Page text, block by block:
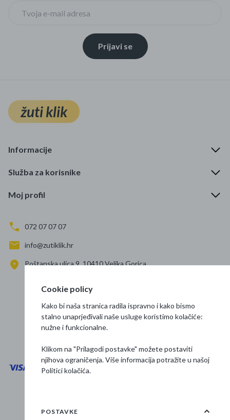
Prijavi se
žuti klik
Informacije
Služba za korisnike
Moj profil
072 07 07 07
info@zutiklik.hr
Poštanska ulica 9, 10410 Velika Gorica
Prati nas
Osnovne informacije
Cookie policy
Kako bi naša stranica radila ispravno i kako bismo
stalno unaprjeđivali naše usluge koristimo kolačiće:
nužne i funkcionalne.
Klikom na "Prilagodi postavke" možete postaviti
njihova ograničenja. Više informacija potražite u našoj
Politici kolačića.
POSTAVKE